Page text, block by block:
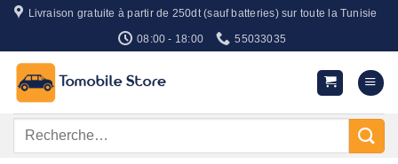
Passer
contenu
Livraison gratuite à partir de 250dt (sauf batteries) sur toute la Tunisie
08:00 - 18:00 55033035
Recherche